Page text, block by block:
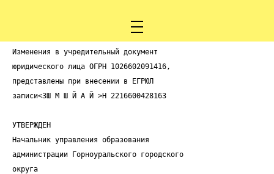
Изменения в учредительный документ
юридического лица ОГРН 1026602091416,
представлены при внесении в ЕГРЮЛ
записи<ЗШ М Ш Й А Й >Н 2216600428163
УТВЕРЖДЕН
Начальник управления образования
администрации Горноуральского городского
округа